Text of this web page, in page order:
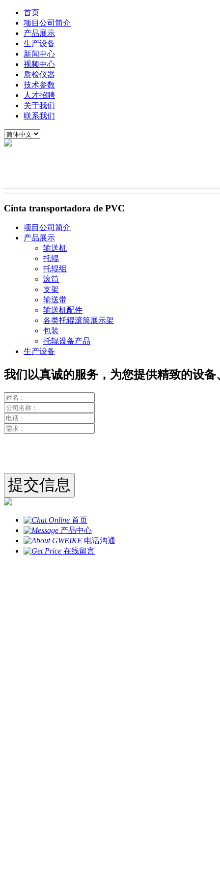
首页
项目公司简介
产品展示
生产设备
新闻中心
视频中心
质检仪器
技术参数
人才招聘
关于我们
联系我们
Cinta transportadora de PVC
项目公司简介
产品展示
输送机
托辊
托辊组
滚筒
支架
输送带
输送机配件
各类托辊滚筒展示架
包装
托辊设备产品
生产设备
我们以真诚的服务，为您提供精致的设
首页
产品中心
电话沟通
在线留言